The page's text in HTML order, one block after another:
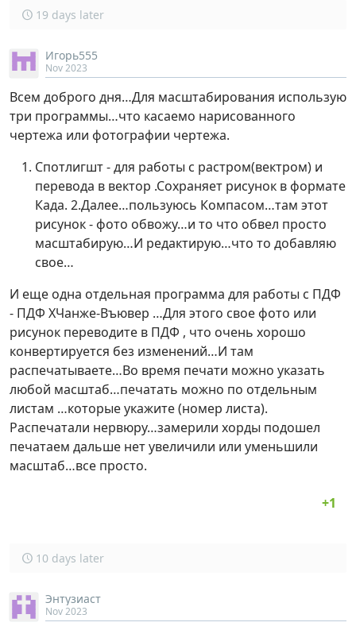
19 days later
Игорь555
Nov 2023
Всем доброго дня…Для масштабирования использую
три программы…что касаемо нарисованного
чертежа или фотографии чертежа.
Спотлигшт - для работы с растром(вектром) и
перевода в вектор .Сохраняет рисунок в формате
Када. 2.Далее…пользуюсь Компасом…там этот
рисунок - фото обвожу…и то что обвел просто
масштабирую…И редактирую…что то добавляю
свое…
И еще одна отдельная программа для работы с ПДФ
- ПДФ ХЧанже-Въювер …Для этого свое фото или
рисунок переводите в ПДФ , что очень хорошо
конвертируется без изменений…И там
распечатываете…Во время печати можно указать
любой масштаб…печатать можно по отдельным
листам …которые укажите (номер листа).
Распечатали нервюру…замерили хорды подошел
печатаем дальше нет увеличили или уменьшили
масштаб…все просто.
10 days later
Энтузиаст
Nov 2023